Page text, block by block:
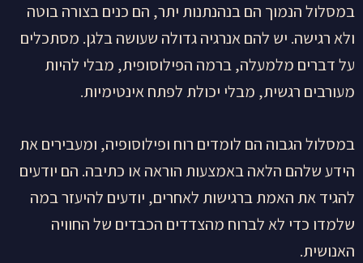
במסלול הנמוך הם בנהנתנות יתר, הם כנים בצורה בוטה
ולא רגישה. יש להם אנרגיה גדולה שעושה בלגן. מסתכלים
על דברים מלמעלה, ברמה הפילוסופית, מבלי להיות
מעורבים רגשית, מבלי יכולת לפתח אינטימיות.
במסלול הגבוה הם לומדים רוח ופילוסופיה, ומעבירים את
הידע שלהם הלאה באמצעות הוראה או כתיבה. הם יודעים
להגיד את האמת ברגישות לאחרים, יודעים להיעזר במה
שלמדו כדי לא לברוח מהצדדים הכבדים של החוויה
האנושית.